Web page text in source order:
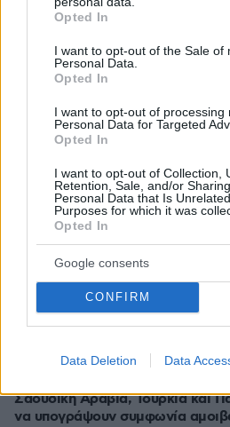
grant or deny consent to Google
use your data for below specified
consent section.
Opted In
I want to opt-out of the Sale of
Personal Data.
Opted In
I want to opt-out of processing
Personal Data for Targeted
Opted In
I want to opt-out of Collection,
Retention, Sale, and/or
Personal Data that Is
Purposes for which it was
Opted In
Google consents
CONFIRM
Data Deletion Data
Το μενού της ημέρας – Τι
Τουλάχιστον 58 νεκροί στην
πριν 17 λεπτά
Πέθανε σε ηλικία 26 ετών η
πριν 31 λεπτά
Γαρίδες γιουβέτσι λεμονάτο
07.08.2026, 05:00
«Έγκλημα πολέμου» ο
σκότωσε δημοσιογράφο στον
τρεις ΜΚΟ
07.08.2026, 04:54
από τη Γερουσία στην
07.08.2026, 04:13
Σαουδική Αραβία, Τουρκία και
να υπογράψουν συμφωνία